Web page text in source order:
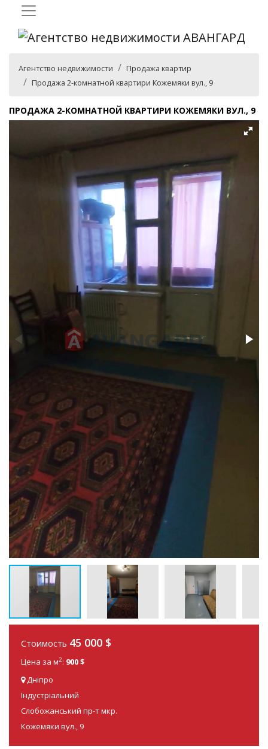
Агентство недвижимости
Продажа квартир
Продажа 2-комнатной квартири Кожемяки вул., 9
ПРОДАЖА 2-КОМНАТНОЙ КВАРТИРИ КОЖЕМЯКИ ВУЛ., 9
Стоимость 45 000 $
Цена за м2: 900 $
Дніпро
Індустріальний
Слобожанський пр-т мкр.
Кожемяки вул., 9